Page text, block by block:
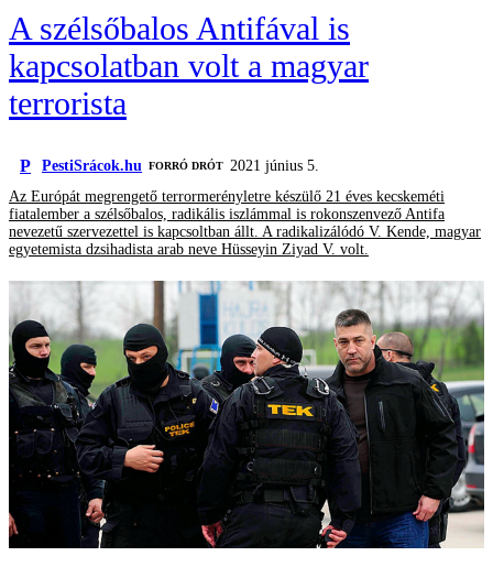
A szélsőbalos Antifával is
kapcsolatban volt a magyar
terrorista
P PestiSrácok.hu FORRÓ DRÓT
2021 június 5.
Az Európát megrengető terrormerényletre készülő 21 éves kecskeméti
fiatalember a szélsőbalos, radikális iszlámmal is rokonszenvező Antifa
nevezetű szervezettel is kapcsoltban állt. A radikalizálódó V. Kende, magyar
egyetemista dzsihadista arab neve Hüsseyin Ziyad V. volt.